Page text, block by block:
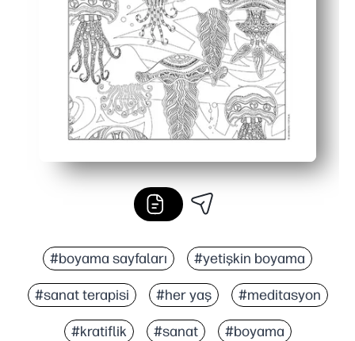
#boyama sayfaları #yetişkin boyama
#sanat terapisi #her yaş #meditasyon
#kratiflik #sanat #boyama